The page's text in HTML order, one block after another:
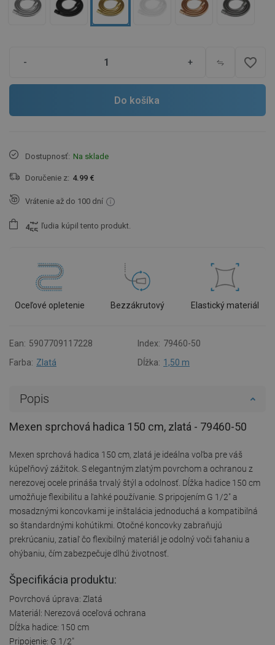
- + favorite_border
Do košíka
Dostupnosť: Na sklade
Doručenie z: 4.99 €
Vrátenie až do 100 dní
455 ľudia kúpil tento produkt.
Oceľové opletenie Bezzákrutový Elastický materiál
Ean: 5907709117228 Index: 79460-50
Farba: Zlatá Dĺžka: 1,50 m
Popis
Mexen sprchová hadica 150 cm, zlatá - 79460-50
Mexen sprchová hadica 150 cm, zlatá je ideálna voľba pre váš
kúpeľňový zážitok. S elegantným zlatým povrchom a ochranou z
nerezovej ocele prináša trvalý štýl a odolnosť. Dĺžka hadice 150 cm
umožňuje flexibilitu a ľahké používanie. S pripojením G 1/2" a
mosadznými koncovkami je inštalácia jednoduchá a kompatibilná
so štandardnými kohútikmi. Otočné koncovky zabraňujú
prekrúcaniu, zatiaľ čo flexibilný materiál je odolný voči ťahaniu a
ohýbaniu, čím zabezpečuje dlhú životnosť.
Špecifikácia produktu:
Povrchová úprava: Zlatá
Materiál: Nerezová oceľová ochrana
Dĺžka hadice: 150 cm
Pripojenie: G 1/2"